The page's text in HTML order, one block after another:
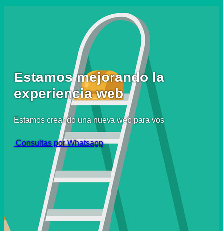
Estamos mejorando la
experiencia web
Estamos creando una nueva web para vos
Consultas por Whatsapp